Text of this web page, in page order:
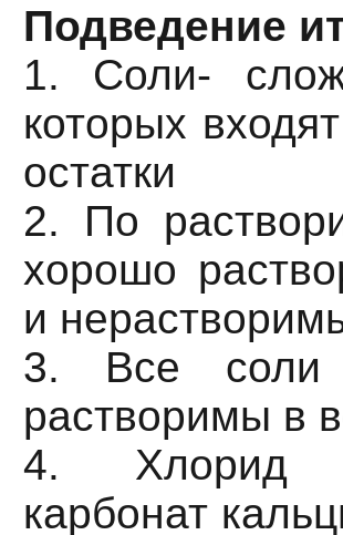
Подведение
1. Соли-
которых
остатки
2. По
хорошо
и
3. Все соли
растворимы в
4. Хлорид
карбонат